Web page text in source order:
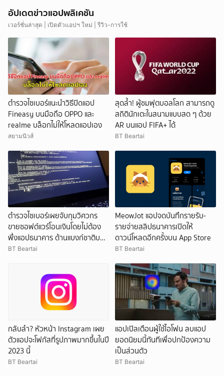
อัปเดตข่าวแอปพลิเคชัน
เวอร์ชั่นล่าสุด | เปิดตัวแอปฯ ใหม่ | รีวิว-การใช้
ตำรวจไซเบอร์แนะนำวิธีปิดแอป
Fineasy บนมือถือ OPPO และ
realme บล็อกไม่ให้โหลดแอปเอง
สยามนิวส์
สุดล้ำ! ผู้ชมฟุตบอลโลก สามารถดู
สถิตินักเตะในสนามแบบสด ๆ ด้วย
AR บนแอป FIFA+ ได้
BT Beartai
ตำรวจไซเบอร์เผยจับกุมวิศวกร
ขายซอฟต์แวร์โอนเงินโดยไม่ต้อง
พึ่งแอปธนาคาร ด้านแบงก์ชาติบอก
ช่องโหว่เก่า
BT Beartai
MeowJot แอปจดบันทึกรายรับ-
รายจ่ายสลิปธนาคารเปิดให้
ดาวน์โหลดอีกครั้งบน App Store
BT Beartai
กลับลำ? หัวหน้า Instagram เผย
ตัวแอปจะโฟกัสที่รูปภาพมากขึ้นในปี
2023 นี้
BT Beartai
แอปเปิลเตือนผู้ใช้ไอโฟน ลบแอป
ยอดนิยมนี้ทันทีเพื่อปกป้องความ
เป็นส่วนตัว
BT Beartai